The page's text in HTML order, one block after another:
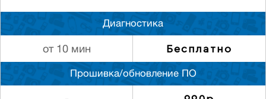
Диагностика
от 10 мин Бесплатно
Прошивка/обновление ПО